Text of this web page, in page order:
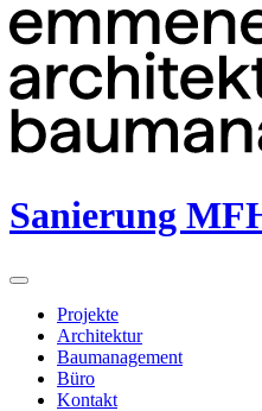
Sanierung
Projekte
Architektur
Baumanagement
Büro
Kontakt